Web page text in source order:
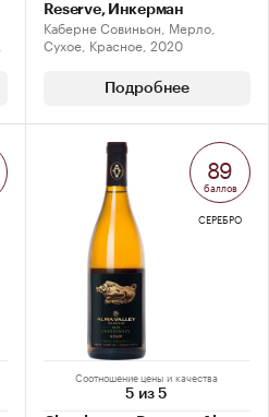
Reserve, Инкерман
Каберне Совиньон, Мерло,
Сухое, Красное, 2020
Подробнее
Соотношение цены и качества
5 из 5
89
баллов
СЕРЕБРО